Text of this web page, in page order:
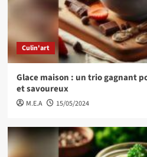
Culin'art
Glace maison : un trio gagnant
et savoureux
M.E.A 15/05/2024